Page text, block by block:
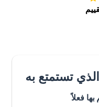
تستمتع به
فعلاً